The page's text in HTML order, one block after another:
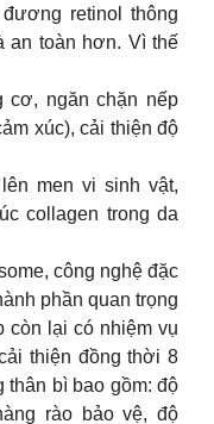
retinol thông
an toàn hơn. Vì thế
cơ, ngăn chặn nếp
xúc), cải thiện độ
men vi sinh vật,
collagen trong da
công nghệ đặc
phần quan trọng
còn lại có nhiệm vụ
thiện đồng thời 8
thân bì bao gồm: độ
rào bảo vệ, độ